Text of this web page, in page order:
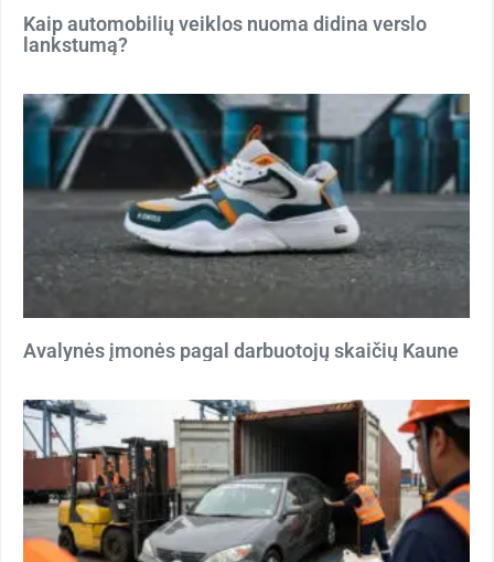
Kaip automobilių veiklos nuoma didina verslo
lankstumą?
Avalynės įmonės pagal darbuotojų skaičių Kaune